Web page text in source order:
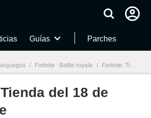
Guías Parches
/ Fortnite : Battle royale / Fortnite: Tienda del 18 de diciembre
del 18 de